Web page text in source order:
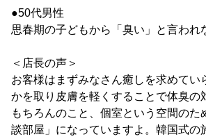
●50代男性
思春期の子どもから「臭い」と言われ
＜店長の声＞
お客様はまずみなさん癒しを求めてい
かを取り皮膚を軽くすることで体臭の
もちろんのこと、個室という空間のた
談部屋」になっていますよ。韓国式の